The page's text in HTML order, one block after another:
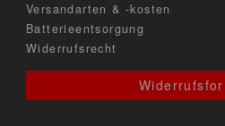
Versandarten & -kosten
Batterieentsorgung
Widerrufsrecht